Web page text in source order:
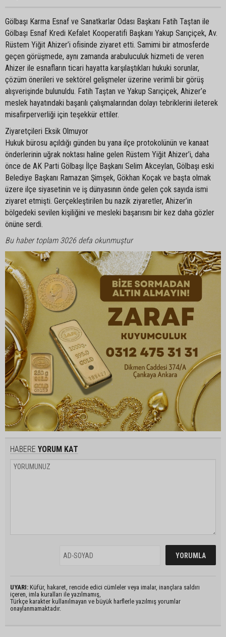
Gölbaşı Karma Esnaf ve Sanatkarlar Odası Başkanı Fatih Taştan ile
Gölbaşı Esnaf Kredi Kefalet Kooperatifi Başkanı Yakup Sarıçiçek, Av.
Rüstem Yiğit Ahizer’i ofisinde ziyaret etti. Samimi bir atmosferde
geçen görüşmede, aynı zamanda arabuluculuk hizmeti de veren
Ahizer ile esnafların ticari hayatta karşılaştıkları hukuki sorunlar,
çözüm önerileri ve sektörel gelişmeler üzerine verimli bir görüş
alışverişinde bulunuldu. Fatih Taştan ve Yakup Sarıçiçek, Ahizer’e
meslek hayatındaki başarılı çalışmalarından dolayı tebriklerini ileterek
misafirperverliği için teşekkür ettiler.
Ziyaretçileri Eksik Olmuyor
Hukuk bürosu açıldığı günden bu yana ilçe protokolünün ve kanaat
önderlerinin uğrak noktası haline gelen Rüstem Yiğit Ahizer’i, daha
önce de AK Parti Gölbaşı İlçe Başkanı Selim Akceylan, Gölbaşı eski
Belediye Başkanı Ramazan Şimşek, Gökhan Koçak ve başta olmak
üzere ilçe siyasetinin ve iş dünyasının önde gelen çok sayıda ismi
ziyaret etmişti. Gerçekleştirilen bu nazik ziyaretler, Ahizer’in
bölgedeki sevilen kişiliğini ve mesleki başarısını bir kez daha gözler
önüne serdi.
Bu haber toplam 3026 defa okunmuştur
HABERE YORUM KAT
UYARI: Küfür, hakaret, rencide edici cümleler veya imalar, inançlara saldırı
içeren, imla kuralları ile yazılmamış,
Türkçe karakter kullanılmayan ve büyük harflerle yazılmış yorumlar
onaylanmamaktadır.